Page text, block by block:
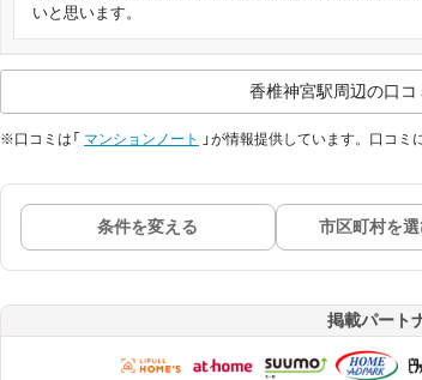
いと思います。
香椎神宮駅周辺の口コ
※口コミは「 マンションノート 」が情報提供しています。口コミ
条件を変える 市区町村を
掲載パート